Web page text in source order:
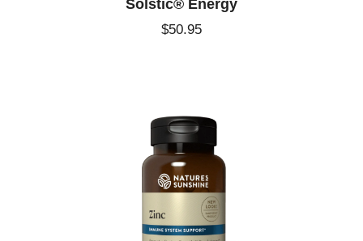
Solstic® Energy
$50.95